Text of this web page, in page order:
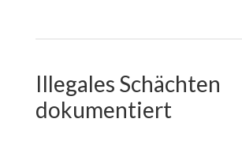
Illegales Schächten
dokumentiert